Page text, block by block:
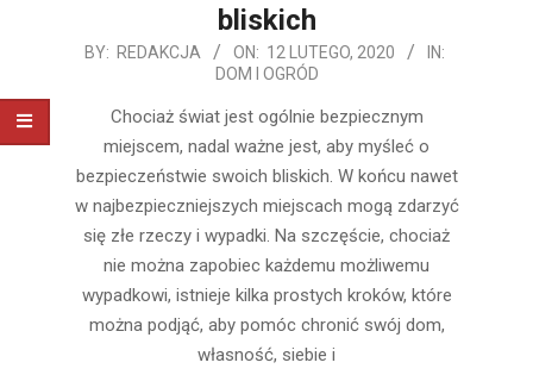
bliskich
2020-
BY: REDAKCJA ON: 12 LUTEGO, 2020
IN:
DOM I OGRÓD
Chociaż świat jest ogólnie bezpiecznym
miejscem, nadal ważne jest, aby myśleć o
bezpieczeństwie swoich bliskich. W końcu nawet
w najbezpieczniejszych miejscach mogą zdarzyć
się złe rzeczy i wypadki. Na szczęście, chociaż
nie można zapobiec każdemu możliwemu
wypadkowi, istnieje kilka prostych kroków, które
można podjąć, aby pomóc chronić swój dom,
własność, siebie i